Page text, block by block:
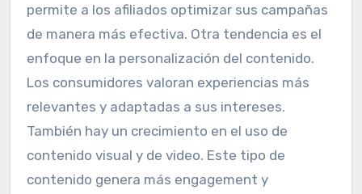
permite a los afiliados optimizar sus campañas
de manera más efectiva. Otra tendencia es el
enfoque en la personalización del contenido.
Los consumidores valoran experiencias más
relevantes y adaptadas a sus intereses.
También hay un crecimiento en el uso de
contenido visual y de video. Este tipo de
contenido genera más engagement y